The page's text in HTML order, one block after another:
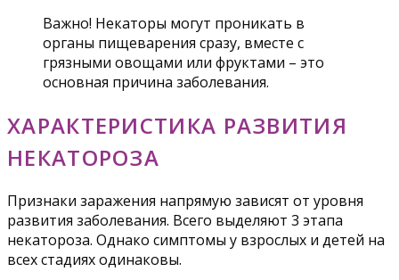
Важно! Некаторы могут проникать в
органы пищеварения сразу, вместе с
грязными овощами или фруктами – это
основная причина заболевания.
ХАРАКТЕРИСТИКА РАЗВИТИЯ
НЕКАТОРОЗА
Признаки заражения напрямую зависят от уровня
развития заболевания. Всего выделяют 3 этапа
некатороза. Однако симптомы у взрослых и детей на
всех стадиях одинаковы.